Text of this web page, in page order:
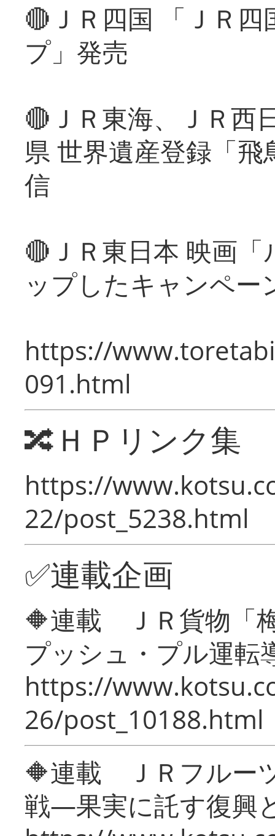
🔴ＪＲ四国 「ＪＲ
プ」発売
🔴ＪＲ東海、ＪＲ西
県 世界遺産登録「
信
🔴ＪＲ東日本 映画
ップしたキャンペー
https://
091.html
🔀ＨＰリンク集
https://
22/post_5238.html
✅連載企画
🔶連載 ＪＲ貨物「
プッシュ・プル運転
https://
26/post_10188.html
🔶連載 ＪＲフルー
戦―果実に託す復興